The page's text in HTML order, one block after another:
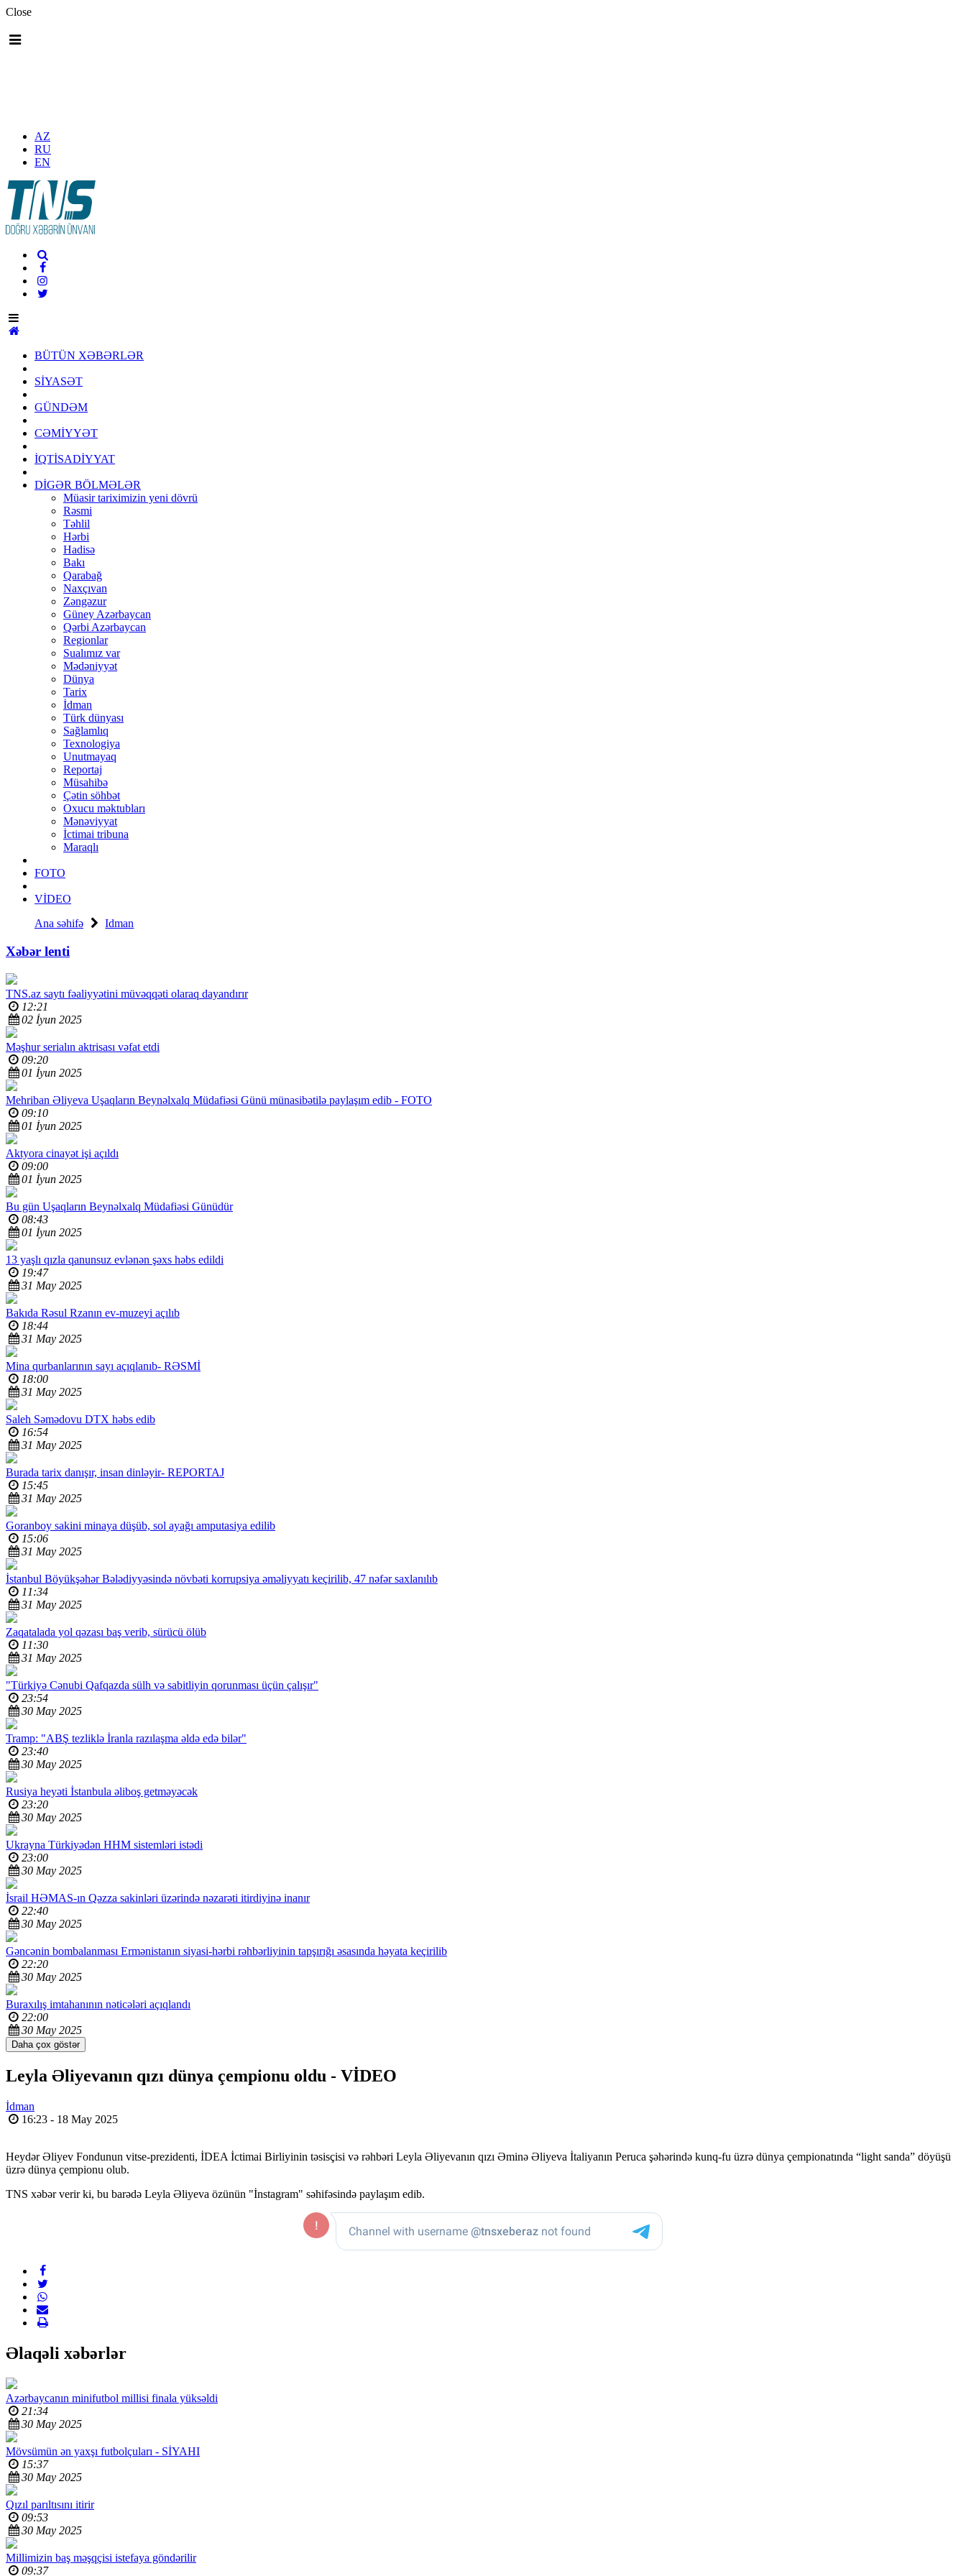
Close
AZ
RU
EN
BÜTÜN XƏBƏRLƏR
SİYASƏT
GÜNDƏM
CƏMİYYƏT
İQTİSADİYYAT
DİGƏR BÖLMƏLƏR
Müasir tariximizin yeni dövrü
Rəsmi
Təhlil
Hərbi
Hadisə
Bakı
Qarabağ
Naxçıvan
Zəngəzur
Güney Azərbaycan
Qərbi Azərbaycan
Regionlar
Sualımız var
Mədəniyyət
Dünya
Tarix
İdman
Türk dünyası
Sağlamlıq
Texnologiya
Unutmayaq
Reportaj
Müsahibə
Çətin söhbət
Oxucu məktubları
Mənəviyyat
İctimai tribuna
Maraqlı
FOTO
VİDEO
Ana səhifə
Idman
Xəbər lenti
TNS.az saytı fəaliyyətini müvəqqəti olaraq dayandırır
12:21
02 İyun 2025
Məşhur serialın aktrisası vəfat etdi
09:20
01 İyun 2025
Mehriban Əliyeva Uşaqların Beynəlxalq Müdafiəsi Günü münasibətilə paylaşım edib - FOTO
09:10
01 İyun 2025
Aktyora cinayət işi açıldı
09:00
01 İyun 2025
Bu gün Uşaqların Beynəlxalq Müdafiəsi Günüdür
08:43
01 İyun 2025
13 yaşlı qızla qanunsuz evlənən şəxs həbs edildi
19:47
31 May 2025
Bakıda Rəsul Rzanın ev-muzeyi açılıb
18:44
31 May 2025
Mina qurbanlarının sayı açıqlanıb- RƏSMİ
18:00
31 May 2025
Saleh Səmədovu DTX həbs edib
16:54
31 May 2025
Burada tarix danışır, insan dinləyir- REPORTAJ
15:45
31 May 2025
Goranboy sakini minaya düşüb, sol ayağı amputasiya edilib
15:06
31 May 2025
İstanbul Böyükşəhər Bələdiyyəsində növbəti korrupsiya əməliyyatı keçirilib, 47 nəfər saxlanılıb
11:34
31 May 2025
Zaqatalada yol qəzası baş verib, sürücü ölüb
11:30
31 May 2025
"Türkiyə Cənubi Qafqazda sülh və sabitliyin qorunması üçün çalışır"
23:54
30 May 2025
Tramp: "ABŞ tezliklə İranla razılaşma əldə edə bilər"
23:40
30 May 2025
Rusiya heyəti İstanbula əliboş getməyəcək
23:20
30 May 2025
Ukrayna Türkiyədən HHM sistemləri istədi
23:00
30 May 2025
İsrail HƏMAS-ın Qəzza sakinləri üzərində nəzarəti itirdiyinə inanır
22:40
30 May 2025
Gəncənin bombalanması Ermənistanın siyasi-hərbi rəhbərliyinin tapşırığı əsasında həyata keçirilib
22:20
30 May 2025
Buraxılış imtahanının nəticələri açıqlandı
22:00
30 May 2025
Daha çox göstər
Leyla Əliyevanın qızı dünya çempionu oldu - VİDEO
İdman
16:23 - 18 May 2025
Heydər Əliyev Fondunun vitse-prezidenti, İDEA İctimai Birliyinin təsisçisi və rəhbəri Leyla Əliyevanın qızı Əminə Əliyeva İtaliyanın Peruca şəhərində kunq-fu üzrə dünya çempionatında “light sanda” döyüşü
üzrə dünya çempionu olub.
TNS xəbər verir ki, bu barədə Leyla Əliyeva özünün "İnstagram" səhifəsində paylaşım edib.
Əlaqəli xəbərlər
Azərbaycanın minifutbol millisi finala yüksəldi
21:34
30 May 2025
Mövsümün ən yaxşı futbolçuları - SİYAHI
15:37
30 May 2025
Qızıl parıltısını itirir
09:53
30 May 2025
Millimizin baş məşqçisi istefaya göndərilir
09:37